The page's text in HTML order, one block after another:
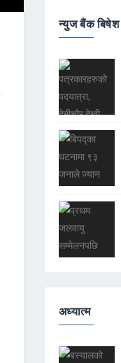
न्युज बैंक बिषेश
अध्यात्म